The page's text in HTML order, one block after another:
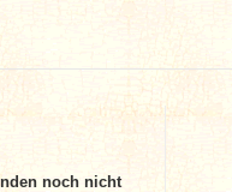
noch nicht